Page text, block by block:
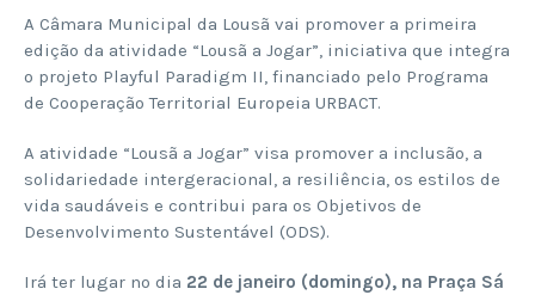
A Câmara Municipal da Lousã vai promover a primeira
edição da atividade “Lousã a Jogar”, iniciativa que integra
o projeto Playful Paradigm II, financiado pelo Programa
de Cooperação Territorial Europeia URBACT.
A atividade “Lousã a Jogar” visa promover a inclusão, a
solidariedade intergeracional, a resiliência, os estilos de
vida saudáveis e contribui para os Objetivos de
Desenvolvimento Sustentável (ODS).
Irá ter lugar no dia 22 de janeiro (domingo), na Praça Sá